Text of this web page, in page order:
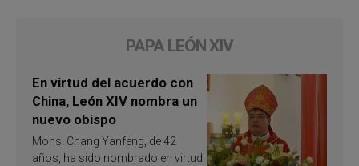
PAPA LEÓN XIV
En virtud del acuerdo con
China, León XIV nombra un
nuevo obispo
Mons. Chang Yanfeng, de 42
años, ha sido nombrado en virtud